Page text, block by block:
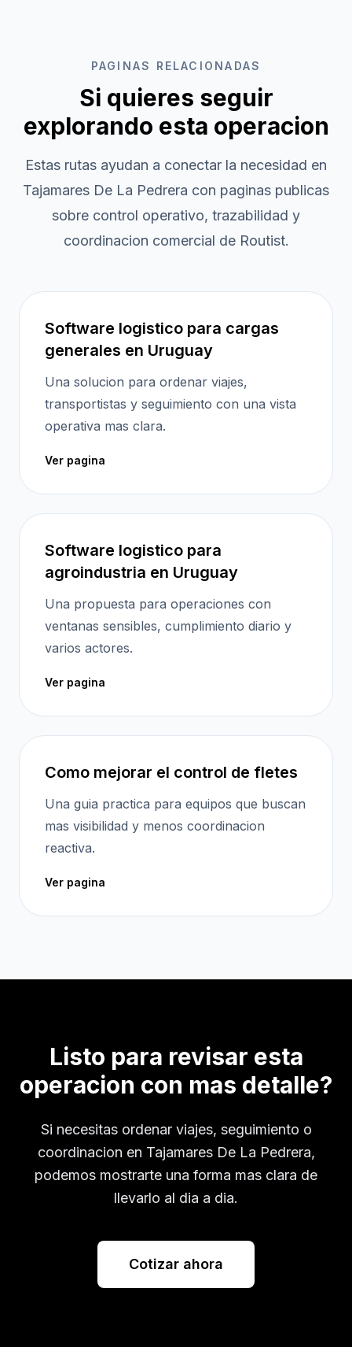
PAGINAS RELACIONADAS
Si quieres seguir
explorando esta operacion
Estas rutas ayudan a conectar la necesidad en
Tajamares De La Pedrera con paginas publicas
sobre control operativo, trazabilidad y
coordinacion comercial de Routist.
Software logistico para cargas
generales en Uruguay
Una solucion para ordenar viajes,
transportistas y seguimiento con una vista
operativa mas clara.
Ver pagina
Software logistico para
agroindustria en Uruguay
Una propuesta para operaciones con
ventanas sensibles, cumplimiento diario y
varios actores.
Ver pagina
Como mejorar el control de fletes
Una guia practica para equipos que buscan
mas visibilidad y menos coordinacion
reactiva.
Ver pagina
Listo para revisar esta
operacion con mas detalle?
Si necesitas ordenar viajes, seguimiento o
coordinacion en Tajamares De La Pedrera,
podemos mostrarte una forma mas clara de
llevarlo al dia a dia.
Cotizar ahora